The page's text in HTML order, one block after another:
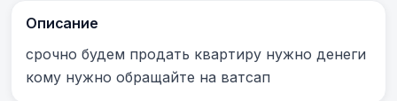
Описание
срочно будем продать квартиру нужно денеги
кому нужно обращайте на ватсап